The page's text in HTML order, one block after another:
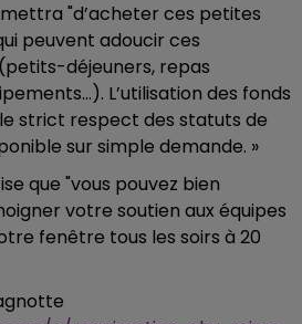
"d’acheter ces petites
peuvent adoucir ces
déjeuners, repas
L’utilisation des fonds
strict respect des statuts de
sur simple demande. »
que "vous pouvez bien
votre soutien aux équipes
fenêtre tous les soirs à 20